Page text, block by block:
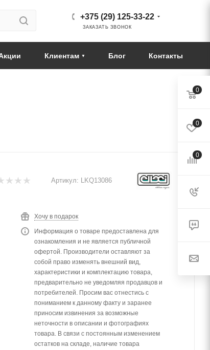
+375 (29) 125-33-22
ЗАКАЗАТЬ ЗВОНОК
Клиентам Блог Контакты
Артикул: LKQ13086
Хочу в подарок
Информация о товаре предоставлена для
ознакомления и не является публичной
офертой. Производители оставляют за
собой право изменять внешний вид,
характеристики и комплектацию товара,
предварительно не уведомляя продавцов и
потребителей. Просим вас отнестись с
пониманием к данному факту и заранее
приносим извинения за возможные
неточности в описании и фотографиях
товара. В связи с постоянным изменением
остатков на складе, наличие товара
0
0
0